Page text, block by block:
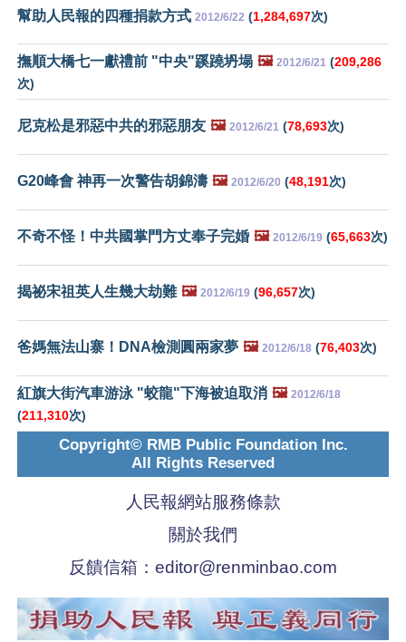
幫助人民報的四種捐款方式 2012/6/22 (1,284,697次)
撫順大橋七一獻禮前 "中央"蹊蹺坍塌 🖼️ 2012/6/21 (209,286
次)
尼克松是邪惡中共的邪惡朋友 🖼️ 2012/6/21 (78,693次)
G20峰會 神再一次警告胡錦濤 🖼️ 2012/6/20 (48,191次)
不奇不怪！中共國掌門方丈奉子完婚 🖼️ 2012/6/19 (65,663次)
揭祕宋祖英人生幾大劫難 🖼️ 2012/6/19 (96,657次)
爸媽無法山寨！DNA檢測圓兩家夢 🖼️ 2012/6/18 (76,403次)
紅旗大街汽車游泳 "蛟龍"下海被迫取消 🖼️ 2012/6/18
(211,310次)
Copyright© RMB Public Foundation Inc.
All Rights Reserved
人民報網站服務條款
關於我們
反饋信箱： editor@renminbao.com